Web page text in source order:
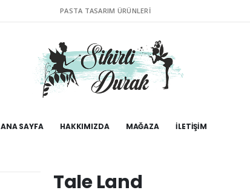
PASTA TASARIM ÜRÜNLERI
ANA SAYFA HAKKIMIZDA MAĞAZA İLETIŞIM
Tale Land